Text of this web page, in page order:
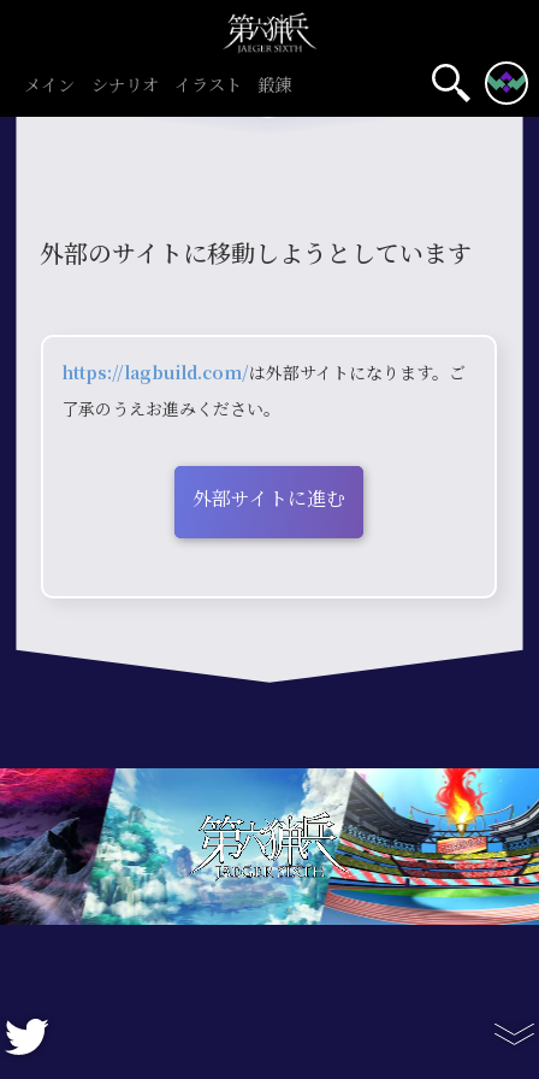
メイン シナリオ イラスト 鍛錬
外部のサイトに移動しようとしています
https://lagbuild.com/は外部サイトになります。ご
了承のうえお進みください。
外部サイトに進む